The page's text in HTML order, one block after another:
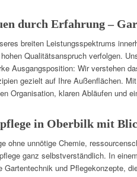
durch Erfahrung –
breiten Leistungsspektrums
Qualitätsanspruch verfolgen.
Ausgangsposition: Wir verstehen
gezielt auf Ihre Außenflächen.
Organisation, klaren Abläufen und
in Oberbilk mit
ohne unnötige Chemie,
ganz selbstverständlich. In
Gartentechnik und Pflegekonzepte,